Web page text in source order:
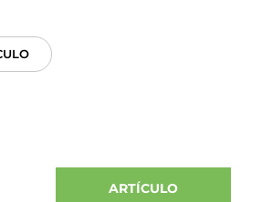
ARTÍCULO